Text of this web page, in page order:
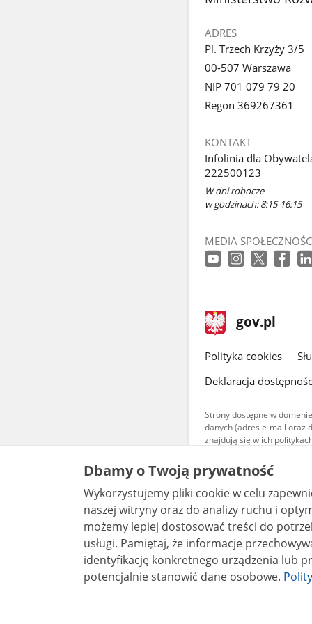
ADRES
Pl. Trzech Krzyży 3/5
00-507 Warszawa
NIP 701 079 79 20
Regon 369267361
KONTAKT
Infolinia dla
222500123
W dni robocze
w godzinach: 8:15-16:15
MEDIA
stopka
gov.pl Strona
gov.pl
gov.pl
Polityka cookies
Deklaracja
Strony dostępne w
danych (adres e-mail oraz
znajdują się w ich
Treści
warunkach
są
bez utworów
Dbamy o Twoją prywatność
Wykorzystujemy pliki cookie w celu
naszej witryny oraz do analizy ruchu i
możemy lepiej dostosować treści do
usługi. Pamiętaj, że informacje przechowywane w plikach cookie mogą pozwalać na
identyfikację konkretnego urządzenia lub
potencjalnie stanowić dane osobowe.